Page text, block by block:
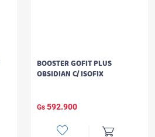
BOOSTER GOFIT PLUS
OBSIDIAN C/ ISOFIX
Gs 592.900